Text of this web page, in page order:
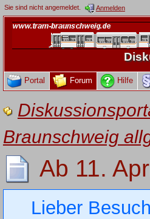
Sie sind nicht angemeldet. Anmelden
Portal Forum Hilfe
Braunschweig
Ab 11.
Lieber